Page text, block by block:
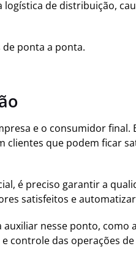
de distribuição,
ponta a ponta.
e o consumidor final.
clientes que podem ficar
é preciso garantir a
satisfeitos e
nesse ponto, como
controle das operações